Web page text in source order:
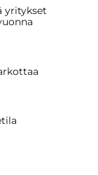
yritykset